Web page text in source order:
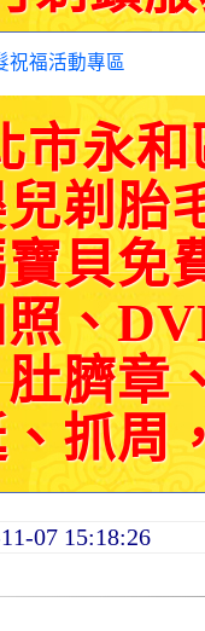
祝福活動專區
市永
剃胎
貝免
照、
臍章
抓周
07 15:18:26